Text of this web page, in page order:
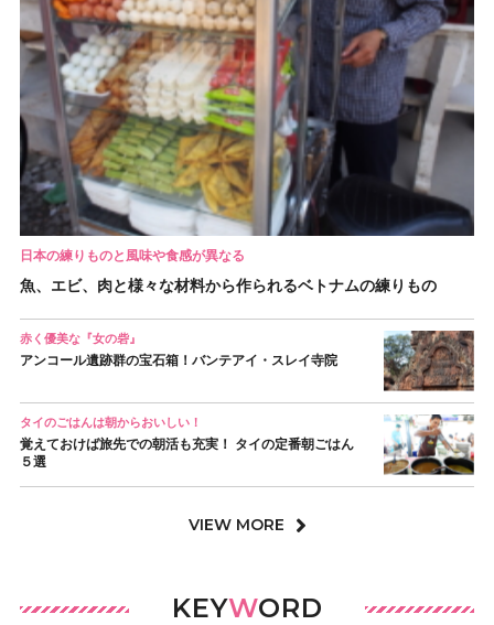
日本の練りものと風味や食感が異なる
魚、エビ、肉と様々な材料から作られるベトナムの練りもの
赤く優美な『女の砦』
アンコール遺跡群の宝石箱！バンテアイ・スレイ寺院
タイのごはんは朝からおいしい！
覚えておけば旅先での朝活も充実！ タイの定番朝ごはん
５選
VIEW MORE
KEYWORD